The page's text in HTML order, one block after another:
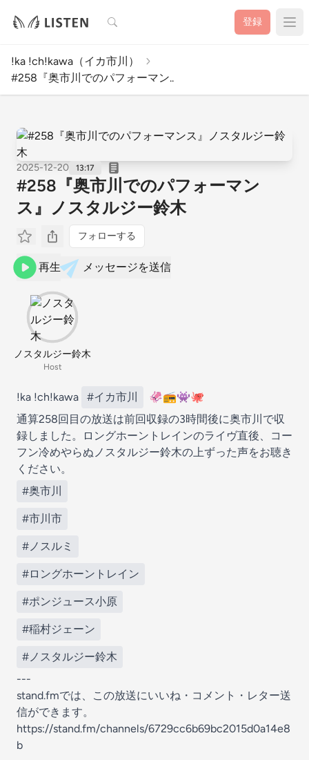
検索 登録
!ka !ch!kawa（イカ市川）
#258『奥市川でのパフォーマン..
2025-12-20 13:17
#258『奥市川でのパフォーマン
ス』ノスタルジー鈴木
フォローする
再生 メッセージを送信
ノスタルジー鈴木
Host
!ka !ch!kawa #イカ市川
🦑📻👾🐙
通算258回目の放送は前回収録の3時間後に奥市川で収
録しました。ロングホーントレインのライヴ直後、コー
フン冷めやらぬノスタルジー鈴木の上ずった声をお聴き
ください。
#奥市川
#市川市
#ノスルミ
#ロングホーントレイン
#ポンジュース小原
#稲村ジェーン
#ノスタルジー鈴木
---
stand.fmでは、この放送にいいね・コメント・レター送
信ができます。
https://stand.fm/channels/6729cc6b69bc2015d0a14e8
b